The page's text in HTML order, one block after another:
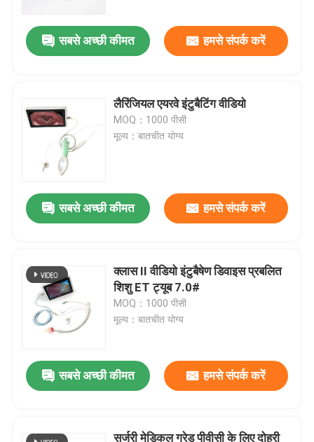
सबसे अच्छी कीमत हमसे संपर्क करें
लैरिंजियल एयरवे इंटुबैटिंग वीडियो
MOQ：1000 पीसी
मूल्य：बातचीत योग्य
सबसे अच्छी कीमत हमसे संपर्क करें
क्लास II वीडियो इंटुबैषेण डिवाइस प्रबलित
शिशु ET ट्यूब 7.0#
MOQ：1000 पीसी
मूल्य：बातचीत योग्य
सबसे अच्छी कीमत हमसे संपर्क करें
सर्जरी मेडिकल ग्रेड पीवीसी के लिए दोहरी